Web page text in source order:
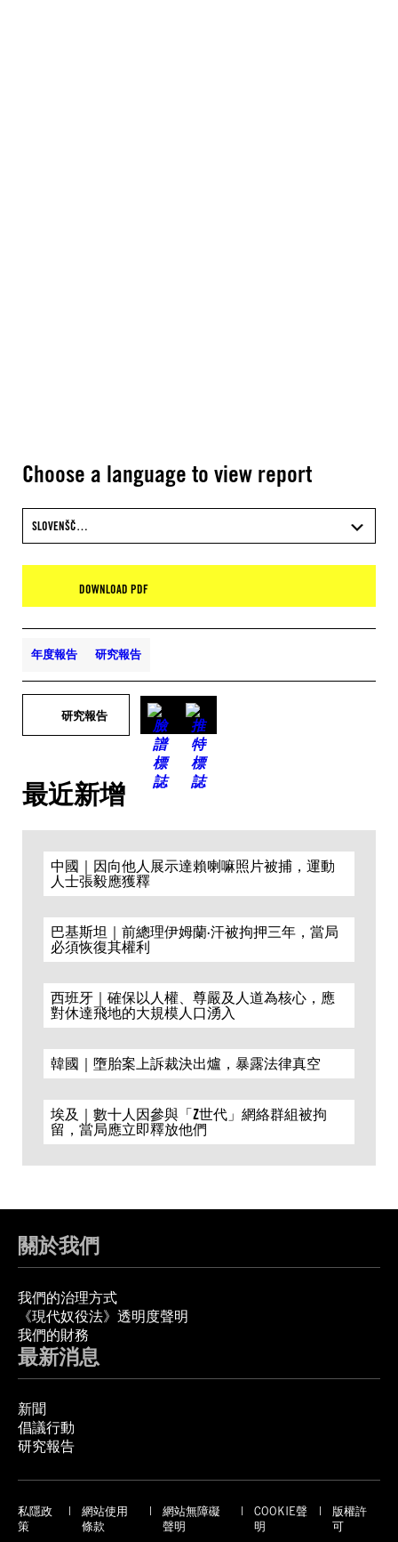
Choose a language to view report
SLOVENŠČ…
DOWNLOAD PDF
年度報告 研究報告
研究報告
最近新增
中國｜因向他人展示達賴喇嘛照片被捕，運動
人士張毅應獲釋
巴基斯坦｜前總理伊姆蘭·汗被拘押三年，當局
必須恢復其權利
西班牙｜確保以人權、尊嚴及人道為核心，應
對休達飛地的大規模人口湧入
韓國｜墮胎案上訴裁決出爐，暴露法律真空
埃及｜數十人因參與「Z世代」網絡群組被拘
留，當局應立即釋放他們
關於我們
我們的治理方式
《現代奴役法》透明度聲明
我們的財務
最新消息
新聞
倡議行動
研究報告
私隱政
策
網站使用
條款
網站無障礙
聲明
COOKIE聲
明
版權許
可